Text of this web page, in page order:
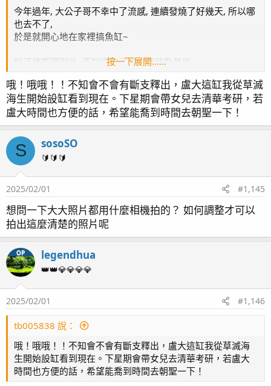
page50 榔頭珊瑚
page51 微量元素 / 影片
page52 珊瑚打架 / 綠長支
page53 再遊小琉球~
page54 Olympus TG6 / 綠長支倒塌
page55 三年三個月
page56 餵食 / 新片上架 / 草莓蛋糕(2) / 榔頭珊瑚(2)
page57 紅薑 / 拆骨
page58 隱藏區/ Acropora sp.生長記錄(3) / 燈光設定
page59 紅單包 / 溫度漲停板 / 雷達
page60 每日晨間餵食秀 / 金線蝦虎 / Tank
Update(video) / 虎耳吞扣
page61 紅薑
page62 側濾缸系統 / 黃藍雙吊
page63 紅奶嘴噴精 again
page64 橘子也是會受傷
page67 神奇沸石
page68 陽隧足噴發 / 虎耳 / Tank Update(video)
page70 大刀一砍 綠長支
page71 KH走勢 / TG6 再次上場 / 聖金榔頭
page72 Quantum Meter MQ-510
page74 Tank Update(video) / 夜間骨
page75 四年更新
page76 KHA 使用狀況更新
page77 硬骨紀錄 皇冠 / 水草缸 / 四年二月更新 / 敲橘子
抓奶嘴 / 刷玻璃 攪底砂
page78 四年四月
今年過年, 大公子哥不幸中了流感, 連續發燒了好幾天, 所以哪
也去不了,
於是就開心地在家裡搞魚缸~
除了修剪珊瑚外, 不知道做了多少個移動基座~
比較意外的是櫻花骨的基座鬆動, 原本只是想重新黏的牢固一
點, 沒想到角度沒黏成原本位置,
以至於根本放不回原位...
可憐的皇冠就被我大肆的砍了非常多刀 (之前就一直猶豫要不
要多砍些讓出點空間)
已經砍了大約1/3 , 不忍心再砍了, 於是只能砍了櫻花骨兩刀...
ps: 要不是水中黏基座太難操作, 他倆也不用捱這麼多刀~
未砍前皇冠與櫻花骨相互間的關係
P1130034 全景 bylegendhua, 於 Flickr
砍完之後
P1300103bylegendhua
P1300104
他們還是靠得很近, 看之後發展, 若是會打架, 很可能要再砍...
P1300095bylegendhua, 於 Flickr
按一下展開……
哦！哦哦！！不知會不會有斷支釋出，盧大這缸我從草滅
海生開始設缸看到現在。下星期會帶女兒去清華考研，若
盧大時間也方便的話，希望能喬到時間去朝聖一下！
S sosoSO
🔰🔰🔰
2025/02/01 #1,145
想問一下大大照片都用什麼相機拍的？ 如何調整才可以
拍出這麼清楚的照片呢
OP legendhua
👑👑💎💎💎💎
2025/02/01 #1,146
tb005838 說：
哦！哦哦！！不知會不會有斷支釋出，盧大這缸我從草滅海
生開始設缸看到現在。下星期會帶女兒去清華考研，若盧大
時間也方便的話，希望能喬到時間去朝聖一下！